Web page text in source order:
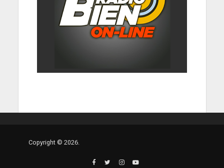
Copyright © 2026.